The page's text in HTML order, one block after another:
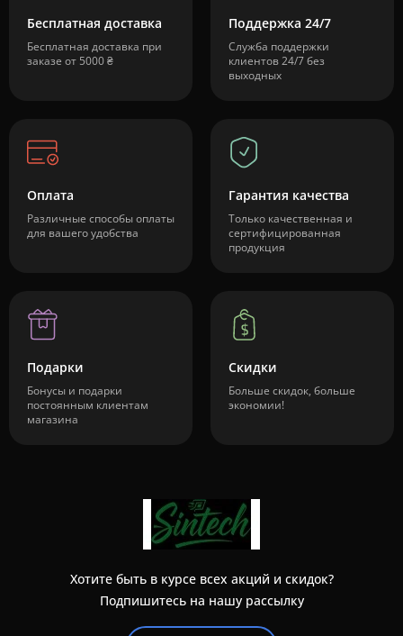
Бесплатная доставка
Бесплатная доставка при
заказе от 5000 ₴
Поддержка 24/7
Служба поддержки
клиентов 24/7 без
выходных
Оплата
Различные способы оплаты
для вашего удобства
Гарантия качества
Только качественная и
сертифицированная
продукция
Подарки
Бонусы и подарки
постоянным клиентам
магазина
Скидки
Больше скидок, больше
экономии!
Хотите быть в курсе всех акций и скидок?
Подпишитесь на нашу рассылку